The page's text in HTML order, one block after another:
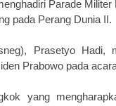
Parade
pada Perang Dunia II.
Prasetyo Hadi,
Prabowo pada
yang